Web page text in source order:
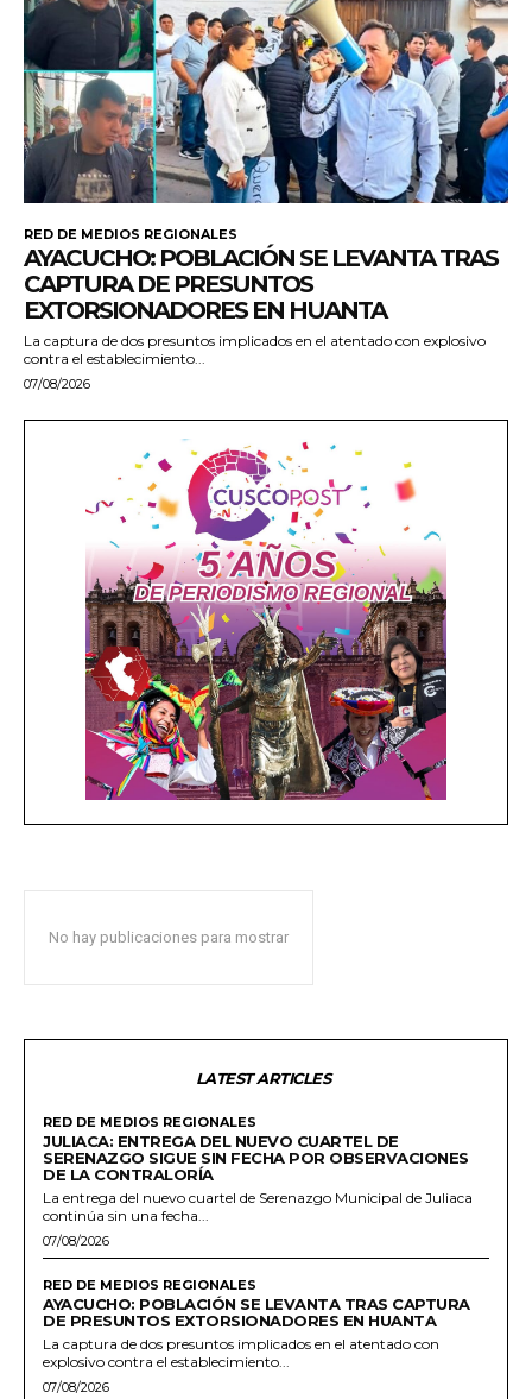
RED DE MEDIOS REGIONALES
AYACUCHO: POBLACIÓN SE LEVANTA TRAS
CAPTURA DE PRESUNTOS
EXTORSIONADORES EN HUANTA
La captura de dos presuntos implicados en el atentado con explosivo
contra el establecimiento...
07/08/2026
No hay publicaciones para mostrar
LATEST ARTICLES
RED DE MEDIOS REGIONALES
JULIACA: ENTREGA DEL NUEVO CUARTEL DE
SERENAZGO SIGUE SIN FECHA POR OBSERVACIONES
DE LA CONTRALORÍA
La entrega del nuevo cuartel de Serenazgo Municipal de Juliaca
continúa sin una fecha...
07/08/2026
RED DE MEDIOS REGIONALES
AYACUCHO: POBLACIÓN SE LEVANTA TRAS CAPTURA
DE PRESUNTOS EXTORSIONADORES EN HUANTA
La captura de dos presuntos implicados en el atentado con
explosivo contra el establecimiento...
07/08/2026